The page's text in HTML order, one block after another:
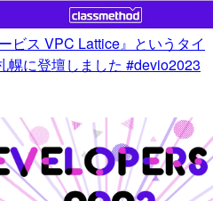
ビス VPC Lattice』というタイ
幌に登壇しました #devio2023